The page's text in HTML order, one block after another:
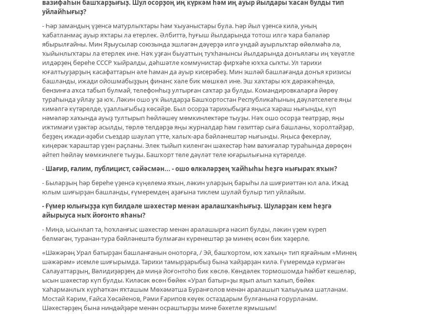
вазифаһын башҡарҙығыҙ. Шул осорҙоң иң күркәм һәм иң ауыр йылдары ҡасан булды тип
уйлайһығыҙ?
- Һәр замандың үҙенсә матурлыҡтары һәм ҡыуаныстары була. Һәр йыл үҙенсә килә, уның
ҡабатланмаҫ ауыр яҡтары ла етерлек. Әлбиттә, һуғыш йылдарында тотош илгә ҡара бәләләр
ябырылғайны. Мин Яҙыусылар союзында эшләгән дәүерҙә илгә ундай ауырлыҡтар өйөлмәһә лә,
ҡыйынлыҡтары ла етерлек ине. Нәҡ уҙған быуаттың туҡһанынсы йылдарында донъялағы иң ҡеүәтле
илдәрҙең береһе СССР ҡыйралды, дәһшәтле коммунистар фирҡәһе юҡҡа сыҡты. Ул тарихи
юғалтыуҙарҙың касафаттарын әле һаман да ауыр кисерәбеҙ. Мин эшләй башлағанда донъя кризисы
башланды, ижади ойошмабыҙҙың финанс хәле бик мөшкөл ине. Эш хаҡтары юҡ дәрәжәһендә,
бензинға аҡса табып булмай, телефонһыҙ ултырған саҡтар ҙа булды. Командировкаларға йөрөү
тураһында уйлау ҙа юҡ. Ләкин ошо уҡ йылдарҙа Башҡортостан Республикаһының дәүләтселеге яңы
кимәлгә күтәрелде, үҙаллығыбыҙ көсәйҙе. Был осорҙа тарихыбыҙға яңыса ҡараш нығынды, күп
нәмәләр хаҡында ауыҙ тултырып һөйләшеү мөмкинлектәре тыуҙы. Нәҡ ошо осорҙа театрҙар, яңы
ижтимағи үҙәктәр асылды, төрлө телдәрҙә яңы журналдар һәм гәзиттәр сыға башланы, ҡоролтайҙар,
беҙҙең ижади-әҙәби съездар шаулап үтте, халыҡ-ара бәйләнештәр нығынды. Яңыса фекерләү,
киңерәк ҡараштар үҙен раҫланы. Элек тыйып киленгән шәхестәр һәм ваҡиғалар тураһында дөрөҫөн
әйтеп һөйләү мөмкинлеге тыуҙы. Башҡорт теле дәүләт теле юғарылығына күтәрелде.
- Шағир, ғалим, публицист, сәйәсмән... - ошо өлкәләрҙең ҡайһыһы һеҙгә нығыраҡ яҡын?
- Быларҙың һәр береһе үҙенсә күңелемә яҡын, ләкин уларҙың барыһы ла шиғриәттән юл ала. Ижад
юлым шиғырҙан башланды, ғүмеремдең аҙағына тиклем шулай булыр тип уйлайым.
- Ғүмер юлығыҙҙа күп билдәле шәхестәр менән аралашҡанһығыҙ. Шуларҙан кем һеҙгә
айырыуса ныҡ йоғонто яһаны?
- Миңә, ысынлап та, һоҡланғыс шәхестәр менән аралашырға насип булды, ләкин үҙем күреп
белмәгән, туранан-тура бәйләнештә булмаған күренештәр ҙә минең өсөн бик ҡәҙерле.
«Шәжәрәң Урал батырҙан башланғанын оноторға, / Эй, башҡортом, юҡ хаҡың» тип яҙғайным «Минең
шәжәрәм» исемле шиғырымда. Тарихи тамырҙарыбыҙ бына ҡайҙарҙан килә. Ғүмеремдә күрмәгән
Салауаттарҙың, Вәлидиҙәрҙең дә миңә йоғонтоһо бик көслө. Көндәлек тормошомда һәйбәт кешеләр,
ысын шәхестәр күп булды. Киләсәк өсөн бөйөк «Урал батыр»ҙы яҙып алып ҡалып, бөйөк
ҡаһарманлыҡ күрһәткән яҡташым Мөхәмәтша Буранғолов менән аралашып ҡалыуыма шатланам.
Мостай Кәрим, Ғайса Хөсәйенов, Рәми Ғарипов кеүек остаздарым булғанына ғорурланам.
Шәхестәрҙең бына ниндәйҙәре менән осраштырҙы мине бәхетле яҙмышым!